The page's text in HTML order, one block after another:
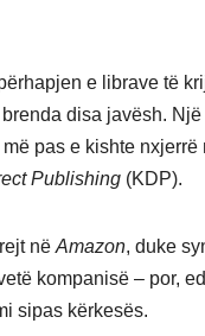
e librave të
brenda disa javësh.
pas e kishte
Publishing (KDP).
nëAmazon, duke
kompanisë – por,
sipas kërkesës.